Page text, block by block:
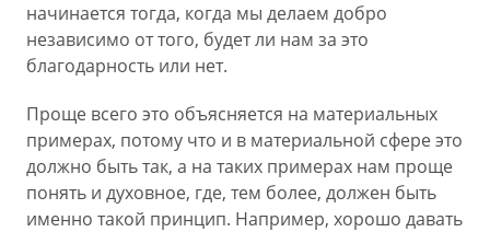
начинается тогда, когда мы делаем добро
независимо от того, будет ли нам за это
благодарность или нет.
Проще всего это объясняется на материальных
примерах, потому что и в материальной сфере это
должно быть так, а на таких примерах нам проще
понять и духовное, где, тем более, должен быть
именно такой принцип. Например, хорошо давать